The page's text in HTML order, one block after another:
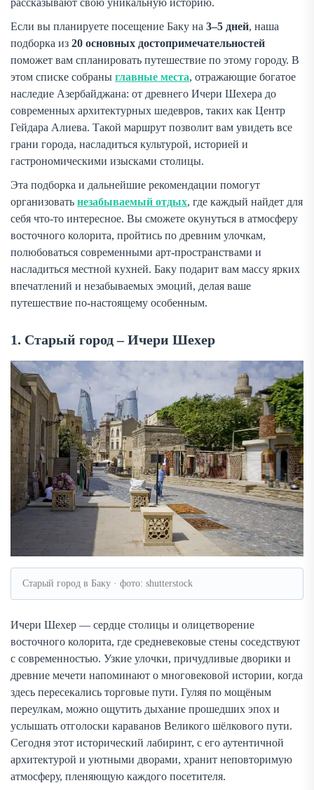
рассказывают свою уникальную историю.
Если вы планируете посещение Баку на 3–5 дней, наша
подборка из 20 основных достопримечательностей
поможет вам спланировать путешествие по этому городу. В
этом списке собраны главные места, отражающие богатое
наследие Азербайджана: от древнего Ичери Шехера до
современных архитектурных шедевров, таких как Центр
Гейдара Алиева. Такой маршрут позволит вам увидеть все
грани города, насладиться культурой, историей и
гастрономическими изысками столицы.
Эта подборка и дальнейшие рекомендации помогут
организовать незабываемый отдых, где каждый найдет для
себя что-то интересное. Вы сможете окунуться в атмосферу
восточного колорита, пройтись по древним улочкам,
полюбоваться современными арт-пространствами и
насладиться местной кухней. Баку подарит вам массу ярких
впечатлений и незабываемых эмоций, делая ваше
путешествие по-настоящему особенным.
1. Старый город – Ичери Шехер
Старый город в Баку · фото: shutterstock
Ичери Шехер — сердце столицы и олицетворение
восточного колорита, где средневековые стены соседствуют
с современностью. Узкие улочки, причудливые дворики и
древние мечети напоминают о многовековой истории, когда
здесь пересекались торговые пути. Гуляя по мощёным
переулкам, можно ощутить дыхание прошедших эпох и
услышать отголоски караванов Великого шёлкового пути.
Сегодня этот исторический лабиринт, с его аутентичной
архитектурой и уютными дворами, хранит неповторимую
атмосферу, пленяющую каждого посетителя.